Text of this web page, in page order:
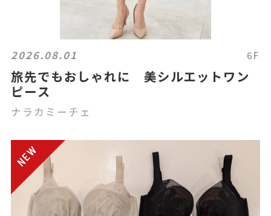
2026.08.01 6F
旅先でもおしゃれに 美シルエットワン
ピース
ナラカミーチェ